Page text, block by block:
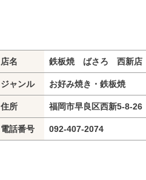
店名 鉄板焼 ばさろ 西新店
ジャンル お好み焼き・鉄板焼
住所 福岡市早良区西新5-8-
電話番号 092-407-2074